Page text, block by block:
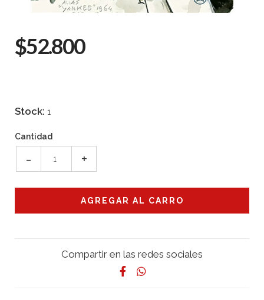
$52.800
Stock: 1
Cantidad
- +
Compartir en las redes sociales